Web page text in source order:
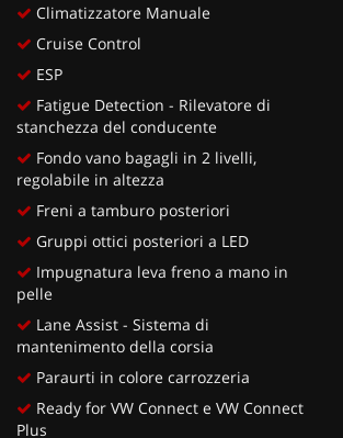
Climatizzatore Manuale
Cruise Control
ESP
Fatigue Detection - Rilevatore di
stanchezza del conducente
Fondo vano bagagli in 2 livelli,
regolabile in altezza
Freni a tamburo posteriori
Gruppi ottici posteriori a LED
Impugnatura leva freno a mano in
pelle
Lane Assist - Sistema di
mantenimento della corsia
Paraurti in colore carrozzeria
Ready for VW Connect e VW Connect
Plus